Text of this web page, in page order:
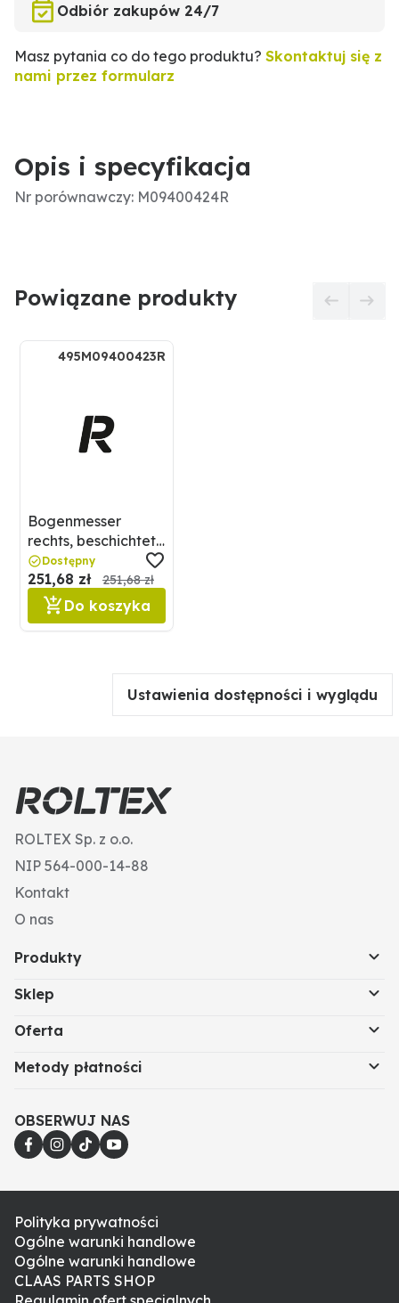
Odbiór zakupów 24/7
Masz pytania co do tego produktu? Skontaktuj się z
nami przez formularz
Opis i specyfikacja
Nr porównawczy: M09400424R
Powiązane produkty
495M09400423R
Bogenmesser
rechts, beschichtet
Maschio
495M09400423R
Dostępny
251,68 zł 251,68 zł
Do koszyka
Ustawienia dostępności i wyglądu
ROLTEX Sp. z o.o.
NIP 564-000-14-88
Kontakt
O nas
Produkty
Sklep
Oferta
Metody płatności
OBSERWUJ NAS
Polityka prywatności
Ogólne warunki handlowe
Ogólne warunki handlowe
CLAAS PARTS SHOP